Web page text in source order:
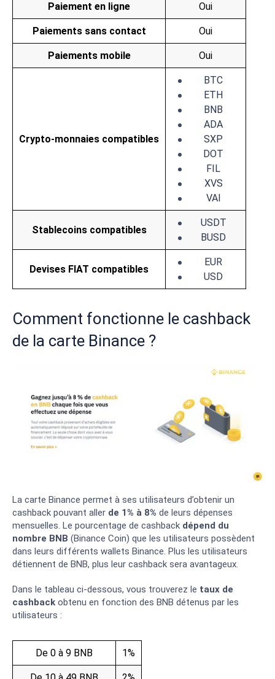
Paiement en ligne Oui
Paiements sans contact Oui
Paiements mobile Oui
Crypto-monnaies compatibles
BTC
ETH
BNB
ADA
SXP
DOT
FIL
XVS
VAI
Stablecoins compatibles
USDT
BUSD
Devises FIAT compatibles
EUR
USD
Comment fonctionne le cashback
de la carte Binance ?
La carte Binance permet à ses utilisateurs d’obtenir un
cashback pouvant aller de 1% à 8% de leurs dépenses
mensuelles. Le pourcentage de cashback dépend du
nombre BNB (Binance Coin) que les utilisateurs possèdent
dans leurs différents wallets Binance. Plus les utilisateurs
détiennent de BNB, plus leur cashback sera avantageux.
Dans le tableau ci-dessous, vous trouverez le taux de
cashback obtenu en fonction des BNB détenus par les
utilisateurs :
De 0 à 9 BNB 1%